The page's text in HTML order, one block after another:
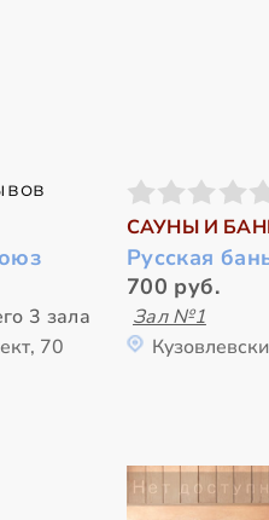
3 зала
70
САУНЫ И
Русская
700 руб.
Зал №1